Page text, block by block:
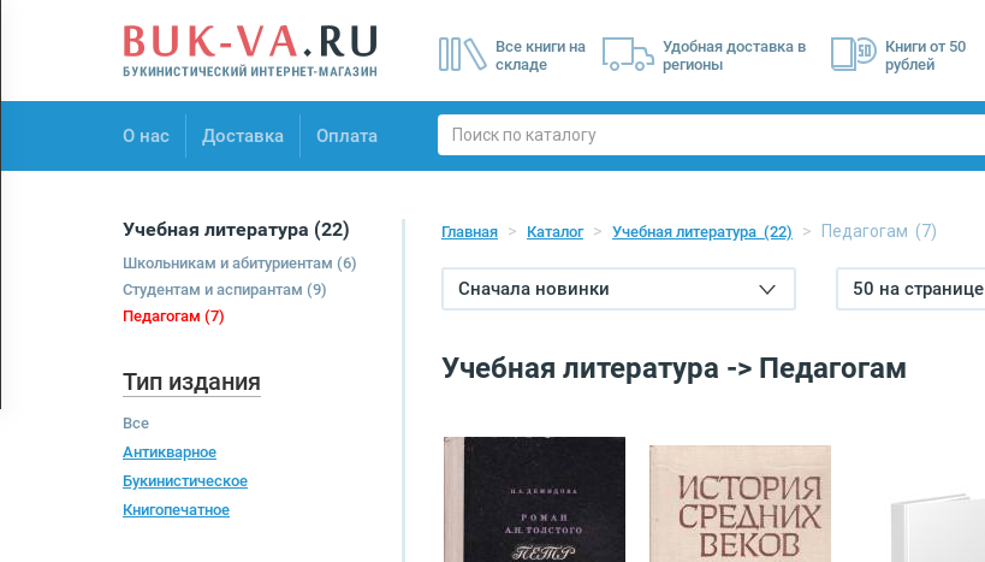
Все книги на
складе
Удобная доставка в
регионы
Книги от 50
рублей
О нас Доставка Оплата
О нас
Учебная литература (22)
Школьникам и абитуриентам (6)
Студентам и аспирантам (9)
Педагогам (7)
Тип издания
Все
Антикварное
Букинистическое
Книгопечатное
Главная Каталог Учебная литература (22) Педагогам (7)
Сначала новинки 50 на странице
Учебная литература -> Педагогам